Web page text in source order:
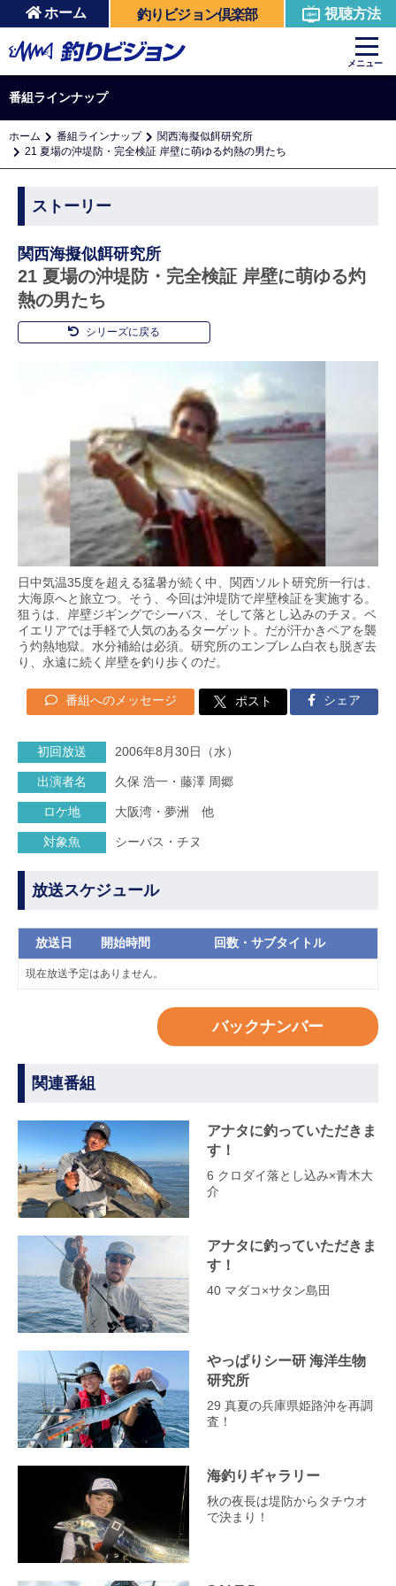
ホーム 釣りビジョン倶楽部 視聴方法
メニュー
番組ラインナップ
ホーム 番組ラインナップ
関西海擬似餌研究所
21 夏場の沖堤防・完全検証 岸壁に萌ゆる灼熱の男たち
ストーリー
関西海擬似餌研究所
21 夏場の沖堤防・完全検証 岸壁に萌ゆる灼
熱の男たち
シリーズに戻る
日中気温35度を超える猛暑が続く中、関西ソルト研究所一行は、
大海原へと旅立つ。そう、今回は沖堤防で岸壁検証を実施する。
狙うは、岸壁ジギングでシーバス、そして落とし込みのチヌ。ベ
イエリアでは手軽で人気のあるターゲット。だが汗かきペアを襲
う灼熱地獄。水分補給は必須。研究所のエンブレム白衣も脱ぎ去
り、永遠に続く岸壁を釣り歩くのだ。
番組へのメッセージ ポスト シェア
初回放送 2006年8月30日（水）
出演者名 久保 浩一・藤澤 周郷
ロケ地 大阪湾・夢洲 他
対象魚 シーバス・チヌ
放送スケジュール
放送日 開始時間 回数・サブタイトル
現在放送予定はありません。
バックナンバー
関連番組
アナタに釣っていただきま
す！
6 クロダイ落とし込み×青木大
介
アナタに釣っていただきま
す！
40 マダコ×サタン島田
やっぱりシー研 海洋生物
研究所
29 真夏の兵庫県姫路沖を再調
査！
海釣りギャラリー
秋の夜長は堤防からタチウオ
で決まり！